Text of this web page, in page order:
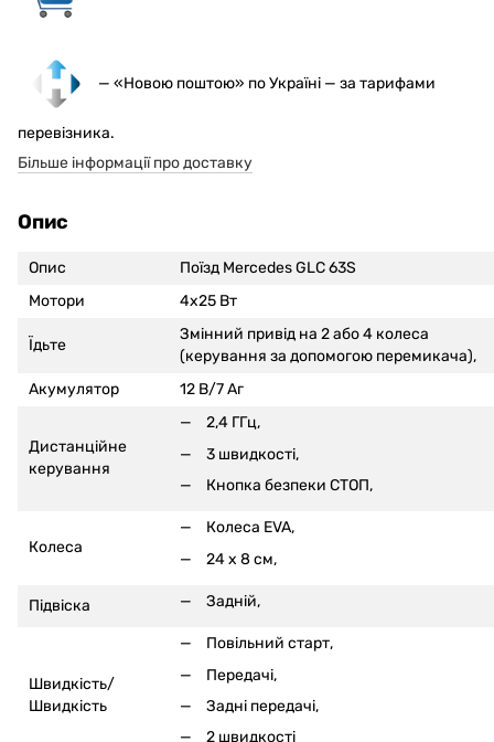
— «Новою поштою» по Україні — за тарифами
перевізника.
Більше інформації про доставку
Опис
Опис
Поїзд Mercedes GLC 63S
Мотори
4x25 Вт
Їдьте
Змінний привід на 2 або 4 колеса
(керування за допомогою перемикача),
Акумулятор
12 В/7 Аг
Дистанційне
керування
2,4 ГГц,
3 швидкості,
Кнопка безпеки СТОП,
Колеса
Колеса EVA,
24 x 8 см,
Підвіска Задній,
Швидкість/
Швидкість
Повільний старт,
Передачі,
Задні передачі,
2 швидкості